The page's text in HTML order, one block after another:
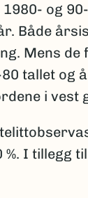
og
Både
Mens
tallet og
i
I tillegg